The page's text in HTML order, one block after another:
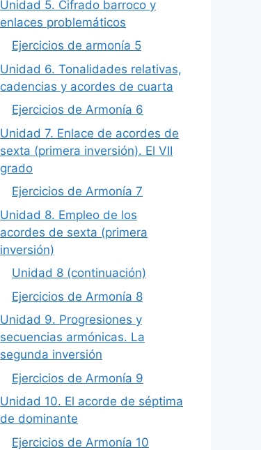
Unidad 5. Cifrado barroco y
enlaces problemáticos
Ejercicios de armonía 5
Unidad 6. Tonalidades relativas,
cadencias y acordes de cuarta
Ejercicios de Armonía 6
Unidad 7. Enlace de acordes de
sexta (primera inversión). El VII
grado
Ejercicios de Armonía 7
Unidad 8. Empleo de los
acordes de sexta (primera
inversión)
Unidad 8 (continuación)
Ejercicios de Armonía 8
Unidad 9. Progresiones y
secuencias armónicas. La
segunda inversión
Ejercicios de Armonía 9
Unidad 10. El acorde de séptima
de dominante
Ejercicios de Armonía 10